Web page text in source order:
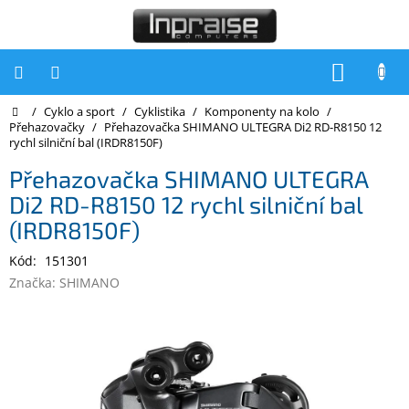
Počítače
Počítače
Notebooky
Tiskárny
Domů
/ Cyklo a sport / Cyklistika / Komponenty na kolo /
Přehazovačky / Přehazovačka SHIMANO ULTEGRA Di2 RD-R8150 12
rychl silniční bal (IRDR8150F)
Přehazovačka SHIMANO ULTEGRA
Di2 RD-R8150 12 rychl silniční bal
(IRDR8150F)
Kód: 151301
Značka: SHIMANO